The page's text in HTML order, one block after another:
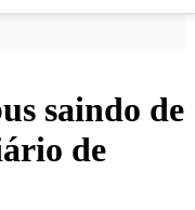
saindo de
de